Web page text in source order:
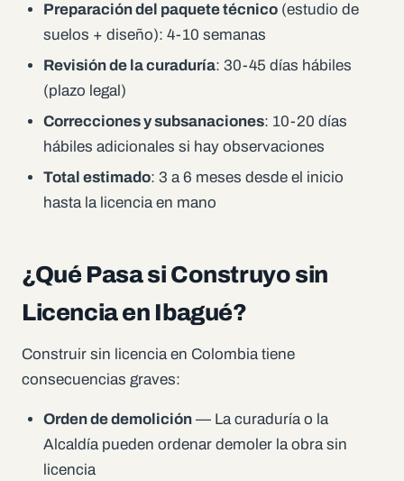
Preparación del paquete técnico (estudio de
suelos + diseño): 4-10 semanas
Revisión de la curaduría: 30-45 días hábiles
(plazo legal)
Correcciones y subsanaciones: 10-20 días
hábiles adicionales si hay observaciones
Total estimado: 3 a 6 meses desde el inicio
hasta la licencia en mano
¿Qué Pasa si Construyo sin
Licencia en Ibagué?
Construir sin licencia en Colombia tiene
consecuencias graves:
Orden de demolición — La curaduría o la
Alcaldía pueden ordenar demoler la obra sin
licencia